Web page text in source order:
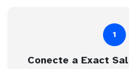
1
Conecte a Exact